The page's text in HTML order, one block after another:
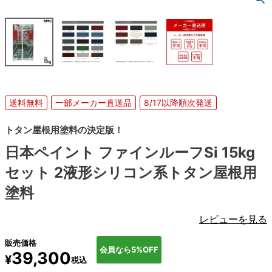
送料無料 一部メーカー直送品 8/17以降順次発送
トタン屋根用塗料の決定版！
日本ペイント ファインルーフSi 15kg
セット 2液形シリコン系トタン屋根用
塗料
レビューを見る
販売価格
¥39,300税込
会員なら5%OFF